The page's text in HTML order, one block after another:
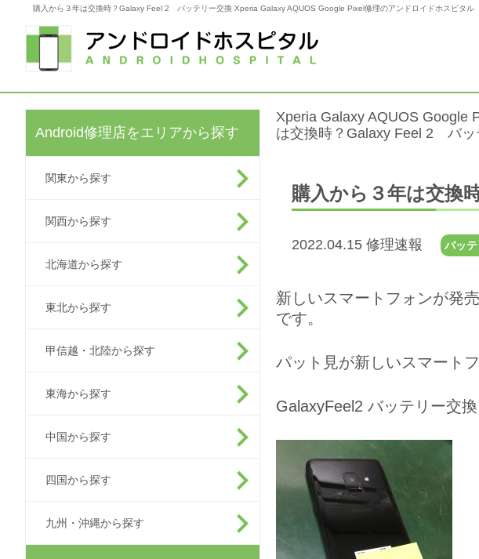
購入から３年は交換時？Galaxy Feel 2 バッテリー交換 Xperia Galaxy AQUOS Google Pixel修理のアンドロイドホスピタル
Android修理店をエリアから探す
関東から探す
関西から探す
北海道から探す
東北から探す
甲信越・北陸から探す
東海から探す
中国から探す
四国から探す
九州・沖縄から探す
Xperia Galaxy AQUOS Google
は交換時？Galaxy Feel 2 バッ
購入から３年は交換
2022.04.15 修理速報 バッ
新しいスマートフォンが発
です。
パット見が新しいスマート